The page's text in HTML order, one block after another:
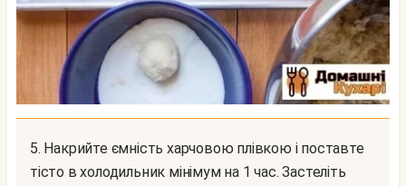
5. Накрийте ємність харчовою плівкою і поставте
тісто в холодильник мінімум на 1 час. Застеліть